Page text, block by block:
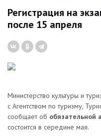
Регистрация на
после 15 апреля
Министерство культуры и
с Агентством по туризму,
сообщает об обязательной
состоится в середине мая.